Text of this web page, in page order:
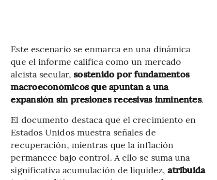
Este escenario se enmarca en una dinámica
que el informe califica como un mercado
alcista secular,sostenido por fundamentos
macroeconómicos que apuntan a una
expansión sin presiones recesivas inminentes.
El documento destaca que el crecimiento en
Estados Unidos muestra señales de
recuperación, mientras que la inflación
permanece bajo control. A ello se suma una
significativa acumulación de liquidez,atribuida